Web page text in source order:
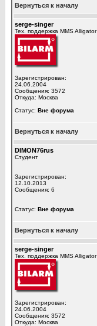
Вернуться к началу
serge-singer
Тех. поддержка MMS Alligator
Зарегистрирован:
24.06.2004
Сообщения: 3572
Откуда: Москва
Статус: Вне форума
Вернуться к началу
DIMON76rus
Студент
Зарегистрирован:
12.10.2013
Сообщения: 6
Статус: Вне форума
Вернуться к началу
serge-singer
Тех. поддержка MMS Alligator
Зарегистрирован:
24.06.2004
Сообщения: 3572
Откуда: Москва